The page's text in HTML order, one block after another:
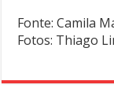
Fonte: Camila
Fotos: Thiago